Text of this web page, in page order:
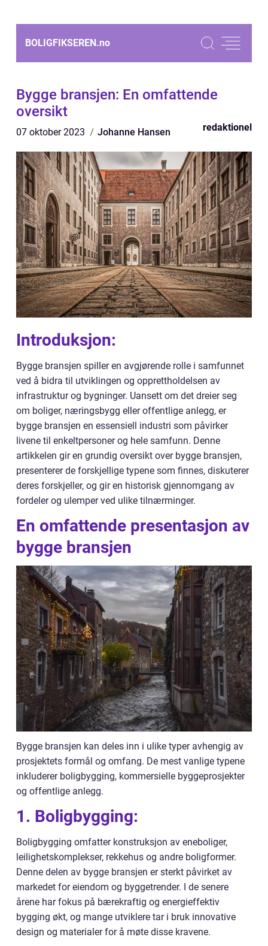
BOLIGFIKSEREN.no
Bygge bransjen: En omfattende
oversikt
07 oktober 2023 Johanne Hansen redaktionel
Introduksjon:
Bygge bransjen spiller en avgjørende rolle i samfunnet
ved å bidra til utviklingen og opprettholdelsen av
infrastruktur og bygninger. Uansett om det dreier seg
om boliger, næringsbygg eller offentlige anlegg, er
bygge bransjen en essensiell industri som påvirker
livene til enkeltpersoner og hele samfunn. Denne
artikkelen gir en grundig oversikt over bygge bransjen,
presenterer de forskjellige typene som finnes, diskuterer
deres forskjeller, og gir en historisk gjennomgang av
fordeler og ulemper ved ulike tilnærminger.
En omfattende presentasjon av
bygge bransjen
Bygge bransjen kan deles inn i ulike typer avhengig av
prosjektets formål og omfang. De mest vanlige typene
inkluderer boligbygging, kommersielle byggeprosjekter
og offentlige anlegg.
1. Boligbygging:
Boligbygging omfatter konstruksjon av eneboliger,
leilighetskomplekser, rekkehus og andre boligformer.
Denne delen av bygge bransjen er sterkt påvirket av
markedet for eiendom og byggetrender. I de senere
årene har fokus på bærekraftig og energieffektiv
bygging økt, og mange utviklere tar i bruk innovative
design og materialer for å møte disse kravene.